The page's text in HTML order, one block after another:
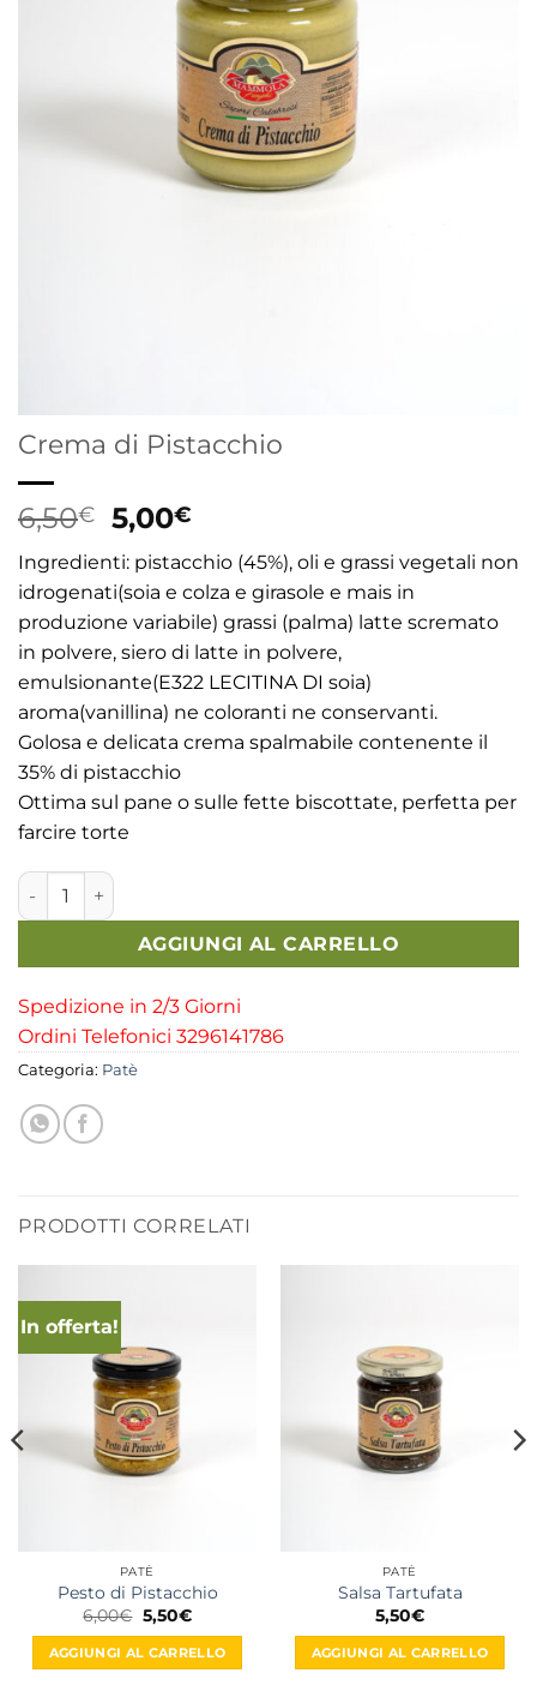
Crema di Pistacchio
6,50€
Il
originale
era:
6,50€.
5,00€
attuale
è:
5,00€.
Ingredienti: pistacchio (45%), oli e grassi vegetali non
idrogenati(soia e colza e girasole e mais in
produzione variabile) grassi (palma) latte scremato
in polvere, siero di latte in polvere,
emulsionante(E322 LECITINA DI soia)
aroma(vanillina) ne coloranti ne conservanti.
Golosa e delicata crema spalmabile contenente il
35% di pistacchio
Ottima sul pane o sulle fette biscottate, perfetta per
farcire torte
Crema di Pistacchio quantità
AGGIUNGI AL CARRELLO
Spedizione in 2/3 Giorni
Ordini Telefonici 3296141786
Categoria: Patè
PRODOTTI CORRELATI
In offerta!
PATÈ
Pesto di Pistacchio
6,00€ Il
prezzo
originale
era:
6,00€.
5,50€Il
attuale
è:
5,50€.
AGGIUNGI AL CARRELLO
PATÈ
Salsa Tartufata
5,50€
AGGIUNGI AL CARRELLO